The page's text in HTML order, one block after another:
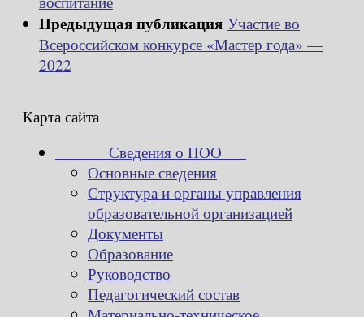
Предыдущая публикация Участие во
Всероссийском конкурсе «Мастер года» —
2022
Карта сайта
Сведения о ПОО
Основные сведения
Структура и органы управления
образовательной организацией
Документы
Образование
Руководство
Педагогический состав